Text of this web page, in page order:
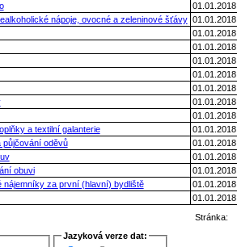
01.01.2018
nápoje, ovocné a zeleninové šťávy 01.01.2018
01.01.2018
01.01.2018
01.01.2018
01.01.2018
01.01.2018
01.01.2018
01.01.2018
a textilní galanterie 01.01.2018
půjčování oděvů 01.01.2018
01.01.2018
obuvi 01.01.2018
nájemníky za první (hlavní) bydliště 01.01.2018
01.01.2018
Stránka:
Jazyková verze dat: